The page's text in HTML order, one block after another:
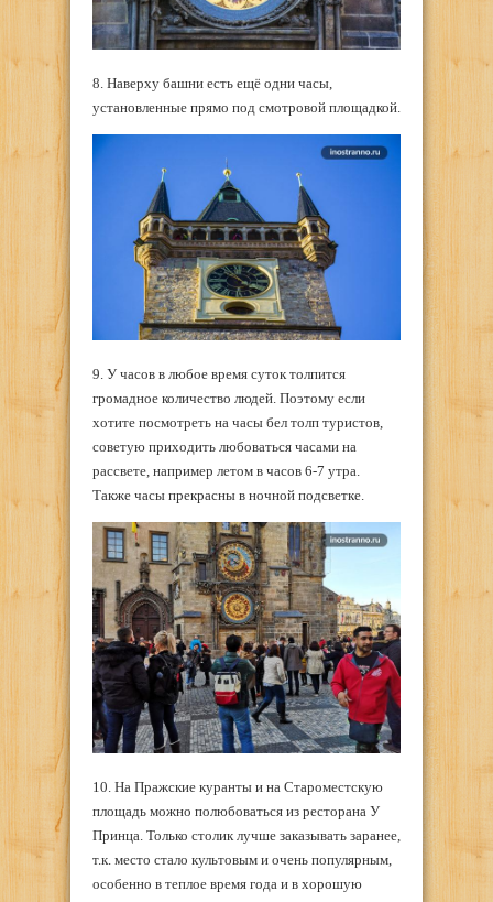
8. Наверху башни есть ещё одни часы,
установленные прямо под смотровой площадкой.
9. У часов в любое время суток толпится
громадное количество людей. Поэтому если
хотите посмотреть на часы бел толп туристов,
советую приходить любоваться часами на
рассвете, например летом в часов 6-7 утра.
Также часы прекрасны в ночной подсветке.
10. На Пражские куранты и на Староместскую
площадь можно полюбоваться из ресторана У
Принца. Только столик лучше заказывать заранее,
т.к. место стало культовым и очень популярным,
особенно в теплое время года и в хорошую